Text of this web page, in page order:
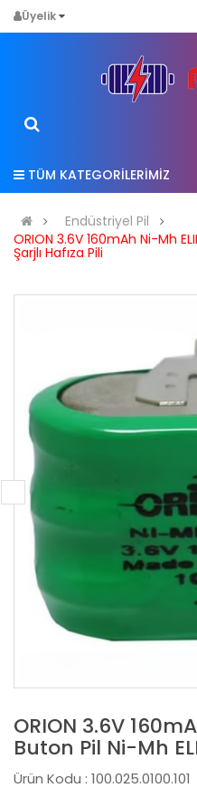
Üyelik
TÜM KATEGORİLERİMİZ
Endüstriyel Pil
ORION 3.6V 160mAh Ni-Mh
Şarjlı Hafıza Pili
ORION 3.6V
Buton Pil Ni-Mh
Ürün Kodu : 100.025.0100.101